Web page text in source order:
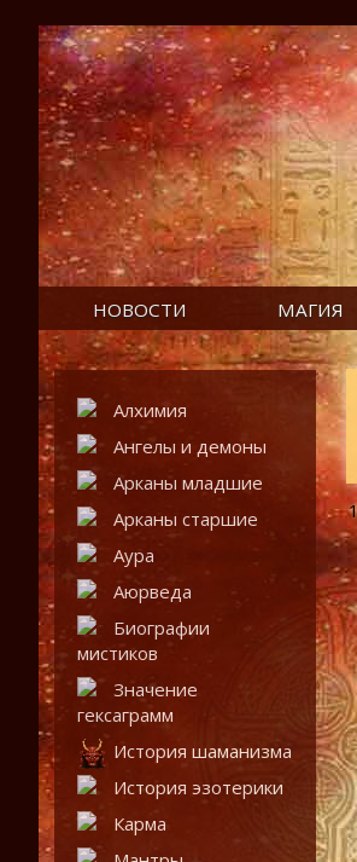
НОВОСТИ МАГИЯ
Алхимия
Ангелы и демоны
Арканы младшие
Арканы старшие
Аура
Аюрведа
Биографии
мистиков
Значение
гексаграмм
История шаманизма
История эзотерики
Карма